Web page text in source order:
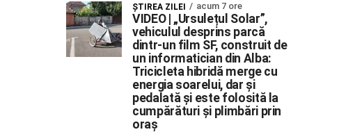
ŞTIREA ZILEI acum 7 ore
VIDEO | „Ursulețul Solar”,
vehiculul desprins parcă
dintr-un film SF, construit de
un informatician din Alba:
Tricicleta hibridă merge cu
energia soarelui, dar și
pedalată și este folosită la
cumpărături și plimbări prin
oraș